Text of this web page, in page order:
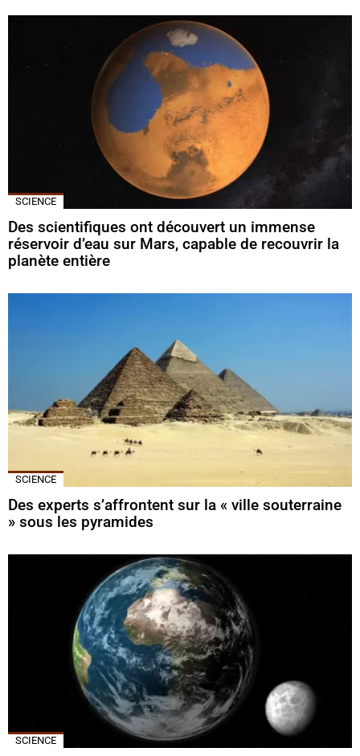
SCIENCE
Des scientifiques ont découvert un immense
réservoir d’eau sur Mars, capable de recouvrir la
planète entière
SCIENCE
Des experts s’affrontent sur la « ville souterraine
» sous les pyramides
SCIENCE